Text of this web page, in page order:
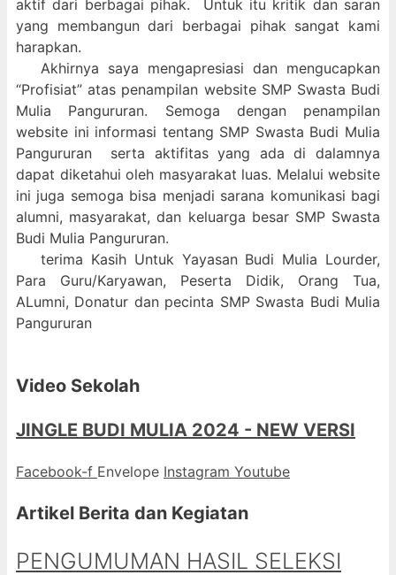
aktif dari berbagai pihak. Untuk itu kritik dan saran
yang membangun dari berbagai pihak sangat kami
harapkan.
Akhirnya saya mengapresiasi dan mengucapkan
“Profisiat” atas penampilan website SMP Swasta Budi
Mulia Pangururan. Semoga dengan penampilan
website ini informasi tentang SMP Swasta Budi Mulia
Pangururan serta aktifitas yang ada di dalamnya
dapat diketahui oleh masyarakat luas. Melalui website
ini juga semoga bisa menjadi sarana komunikasi bagi
alumni, masyarakat, dan keluarga besar SMP Swasta
Budi Mulia Pangururan.
terima Kasih Untuk Yayasan Budi Mulia Lourder,
Para Guru/Karyawan, Peserta Didik, Orang Tua,
ALumni, Donatur dan pecinta SMP Swasta Budi Mulia
Pangururan
Video Sekolah
JINGLE BUDI MULIA 2024 - NEW VERSI
Facebook-f Envelope Instagram Youtube
Artikel Berita dan Kegiatan
PENGUMUMAN HASIL SELEKSI